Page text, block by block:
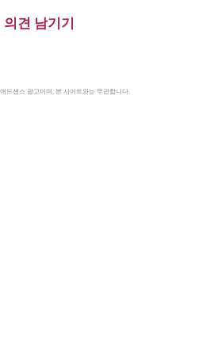
의견 남기기
드센스 광고이며, 본 사이트와는 무관합니다.